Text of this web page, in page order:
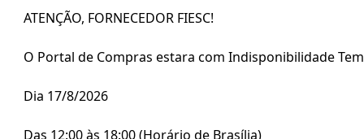
Últimos processos em
andamento
empresa
ATENÇÃO, FORNECEDOR FIESC!
O Portal de Compras estara com Indisponibilidade
Dia 17/8/2026
Das 12:00 às 18:00 (Horário de Brasília)